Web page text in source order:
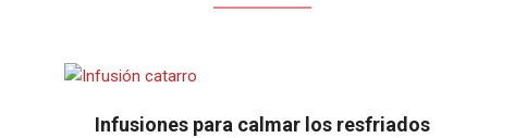
Infusiones para calmar los resfriados